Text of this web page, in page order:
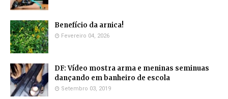
Benefício da arnica!
Fevereiro 04, 2026
DF: Vídeo mostra arma e meninas seminuas
dançando em banheiro de escola
Setembro 03, 2019